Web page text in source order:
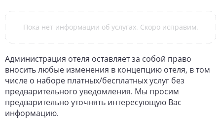
Пока нет информации об услугах. Скоро исправим.
Администрация отеля оставляет за собой право
вносить любые изменения в концепцию отеля, в том
числе о наборе платных/бесплатных услуг без
предварительного уведомления. Мы просим
предварительно уточнять интересующую Вас
информацию.